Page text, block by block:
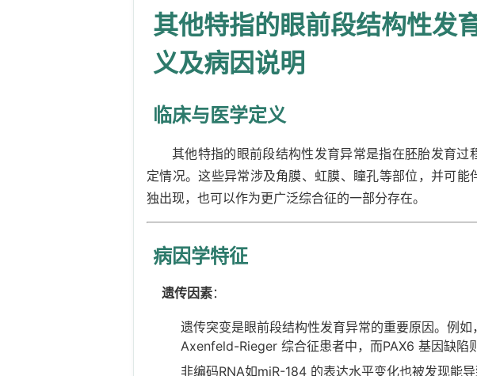
XA1S43 睫状突
XA9SH1 睫状肌
虹膜
XA03X9 睫状体
XA3KE6 结膜下穹
XA6V06 球结膜
结膜穹隆
其他特指的眼前段结构性发
义及病因说明
临床与医学定义
其他特指的眼前段结构性发育异常是指在胚胎发育
定情况。这些异常涉及角膜、虹膜、瞳孔等部位，并可
独出现，也可以作为更广泛综合征的一部分存在。
病因学特征
遗传因素：
遗传突变是眼前段结构性发育异常的重要原因。例
Axenfeld-Rieger 综合征患者中，而PAX6 基因缺陷
非编码RNA如miR-184 的表达水平变化也被发现能